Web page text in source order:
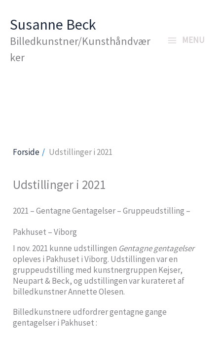
indholdet
Susanne Beck
Billedkunstner/Kunsthåndvær
ker
MENU
Forside Udstillinger i 2021
Udstillinger i 2021
2021 – Gentagne Gentagelser – Gruppeudstilling –
Pakhuset – Viborg
I nov. 2021 kunne udstillingen Gentagne gentagelser
opleves i Pakhuset i Viborg. Udstillingen var en
gruppeudstilling med kunstnergruppen Kejser,
Neupart & Beck, og udstillingen var kurateret af
billedkunstner Annette Olesen.
Billedkunstnere udfordrer gentagne gange
gentagelser i Pakhuset :